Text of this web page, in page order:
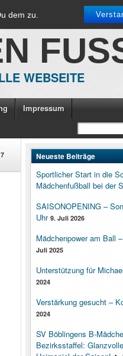
dem zu.
WEBSEITE
Impressum
Neueste Beiträge
Sportlicher Start in die
Mädchenfußball bei der
SAISONOPENING –
Uhr 9. Juli 2026
Mädchenpower am Ball
Juli 2025
Unterstützung für
2024
Verstärkung gesucht –
2024
SV Böblingens B-
Bezirksstaffel: